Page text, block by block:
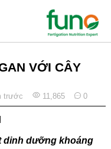
VỚI CÂY
trước 11,865 0
dinh dưỡng khoáng